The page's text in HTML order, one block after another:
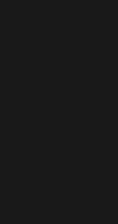
ventana)
ventana)